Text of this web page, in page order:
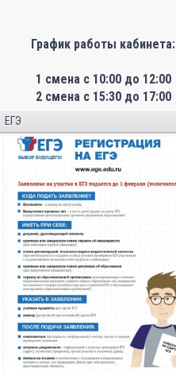
График работы кабинета:
1 смена с 10:00 до 12:00
2 смена с 15:30 до 17:00
ЕГЭ